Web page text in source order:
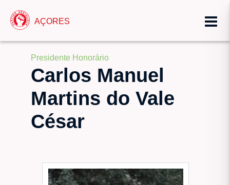
AÇORES
Presidente Honorário
Carlos Manuel
Martins do Vale
César